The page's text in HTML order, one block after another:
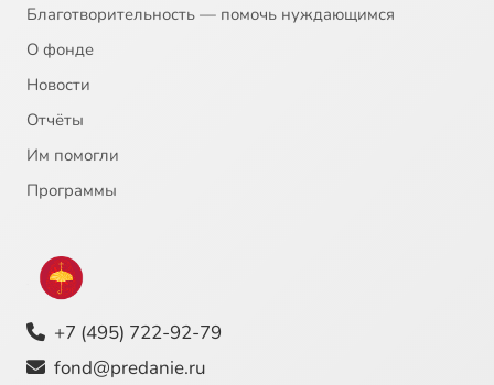
Благотворительность — помочь нуждающимся
О фонде
Новости
Отчёты
Им помогли
Программы
+7 (495) 722-92-79
fond@predanie.ru